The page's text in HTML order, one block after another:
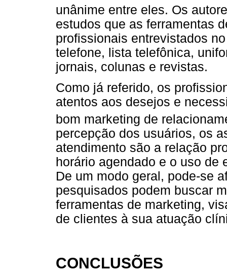
unânime entre eles. Os
estudos que as ferramentas
profissionais entrevistados
telefone, lista telefônica,
jornais, colunas e revistas.
Como já referido, os
atentos aos desejos e
bom marketing de
percepção dos usuários, os
atendimento são a relação
horário agendado e o uso de
De um modo geral, pode-se
pesquisados podem buscar
ferramentas de marketing,
de clientes à sua atuação
CONCLUSÕES